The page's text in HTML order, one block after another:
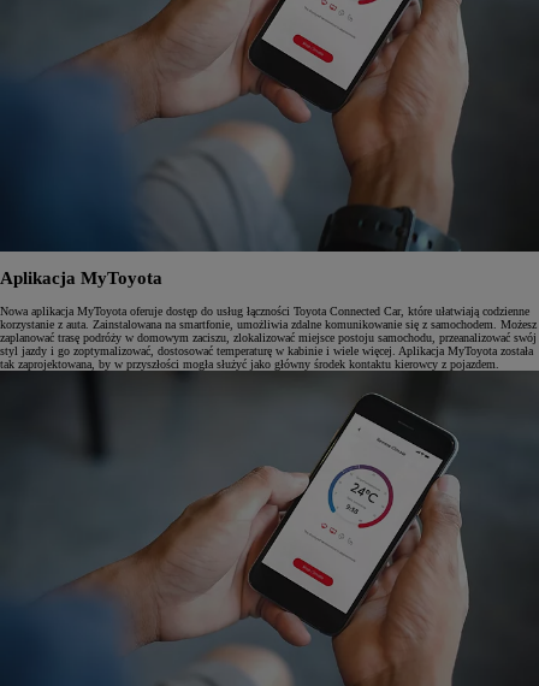
Aplikacja MyToyota
Nowa aplikacja MyToyota oferuje dostęp do usług łączności Toyota Connected Car, które ułatwiają codzienne
korzystanie z auta. Zainstalowana na smartfonie, umożliwia zdalne komunikowanie się z samochodem. Możesz
zaplanować trasę podróży w domowym zaciszu, zlokalizować miejsce postoju samochodu, przeanalizować swój
styl jazdy i go zoptymalizować, dostosować temperaturę w kabinie i wiele więcej. Aplikacja MyToyota została
tak zaprojektowana, by w przyszłości mogła służyć jako główny środek kontaktu kierowcy z pojazdem.